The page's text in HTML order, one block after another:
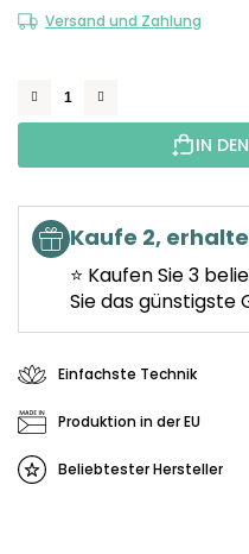
Versand und Zahlung
IN
Kaufe 2,
⭐ Kaufen Sie 3
Sie das günstigste
Einfachste Technik
Produktion in der EU
Beliebtester Hersteller